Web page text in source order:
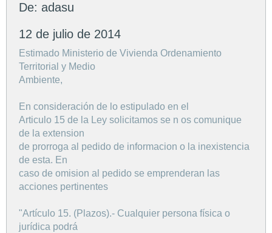
De: adasu
12 de julio de 2014
Estimado Ministerio de Vivienda Ordenamiento
Territorial y Medio
Ambiente,
En consideración de lo estipulado en el
Articulo 15 de la Ley solicitamos se n os comunique
de la extension
de prorroga al pedido de informacion o la inexistencia
de esta. En
caso de omision al pedido se emprenderan las
acciones pertinentes
"Artículo 15. (Plazos).- Cualquier persona física o
jurídica podrá